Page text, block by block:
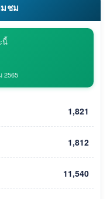
มชม
นี้
2565
1,821
1,812
11,540